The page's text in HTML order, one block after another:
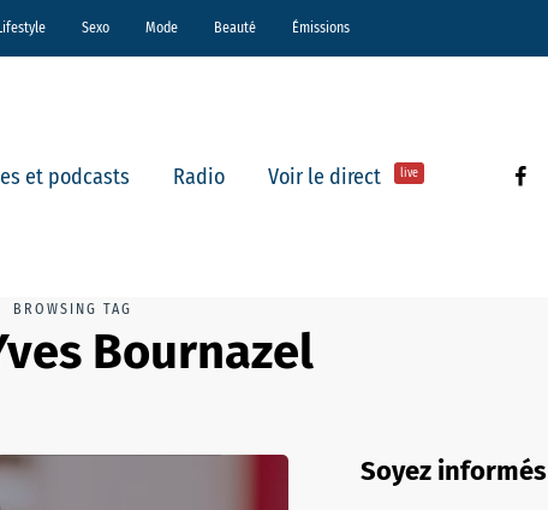
Sexo Mode Beauté Émissions
et podcasts Radio Voir le direct live
BROWSING TAG
Bournazel
Soyez informés